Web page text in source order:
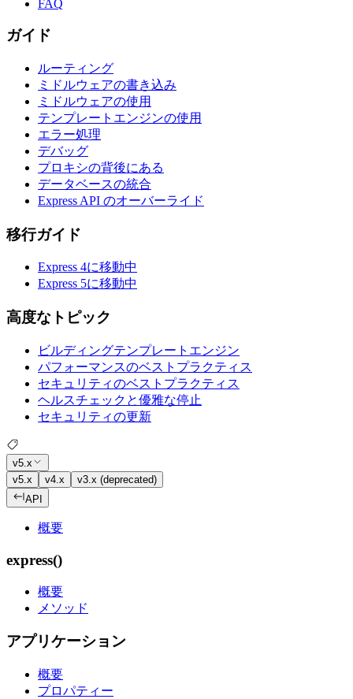
FAQ
ガイド
ルーティング
ミドルウェアの書き込み
ミドルウェアの使用
テンプレートエンジンの使用
エラー処理
デバッグ
プロキシの背後にある
データベースの統合
Express API のオーバーライド
移行ガイド
Express 4に移動中
Express 5に移動中
高度なトピック
ビルディングテンプレートエンジン
パフォーマンスのベストプラクティス
セキュリティのベストプラクティス
ヘルスチェックと優雅な停止
セキュリティの更新
v5.x
v5.x
v4.x
v3.x (deprecated)
API
概要
express()
概要
メソッド
アプリケーション
概要
プロパティー